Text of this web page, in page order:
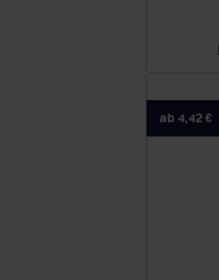
ab 4,42 €